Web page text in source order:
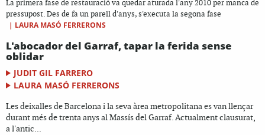
La primera fase de restauració va quedar aturada l'any 2010 per manca de
pressupost. Des de fa un parell d'anys, s'executa la segona fase
| LAURA MASÓ FERRERONS
L'abocador del Garraf, tapar la ferida sense
oblidar
JUDIT GIL FARRERO
LAURA MASÓ FERRERONS
Les deixalles de Barcelona i la seva àrea metropolitana es van llençar
durant més de trenta anys al Massís del Garraf. Actualment clausurat,
a l'antic...